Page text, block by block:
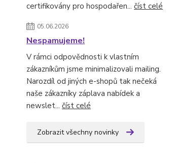
certifikovány pro hospodařen... číst celé
05.06.2026
Nespamujeme!
V rámci odpovědnosti k vlastním
zákazníkům jsme minimalizovali mailing.
Narozdíl od jiných e-shopů tak nečeká
naše zákazníky záplava nabídek a
newslet... číst celé
Zobrazit všechny novinky